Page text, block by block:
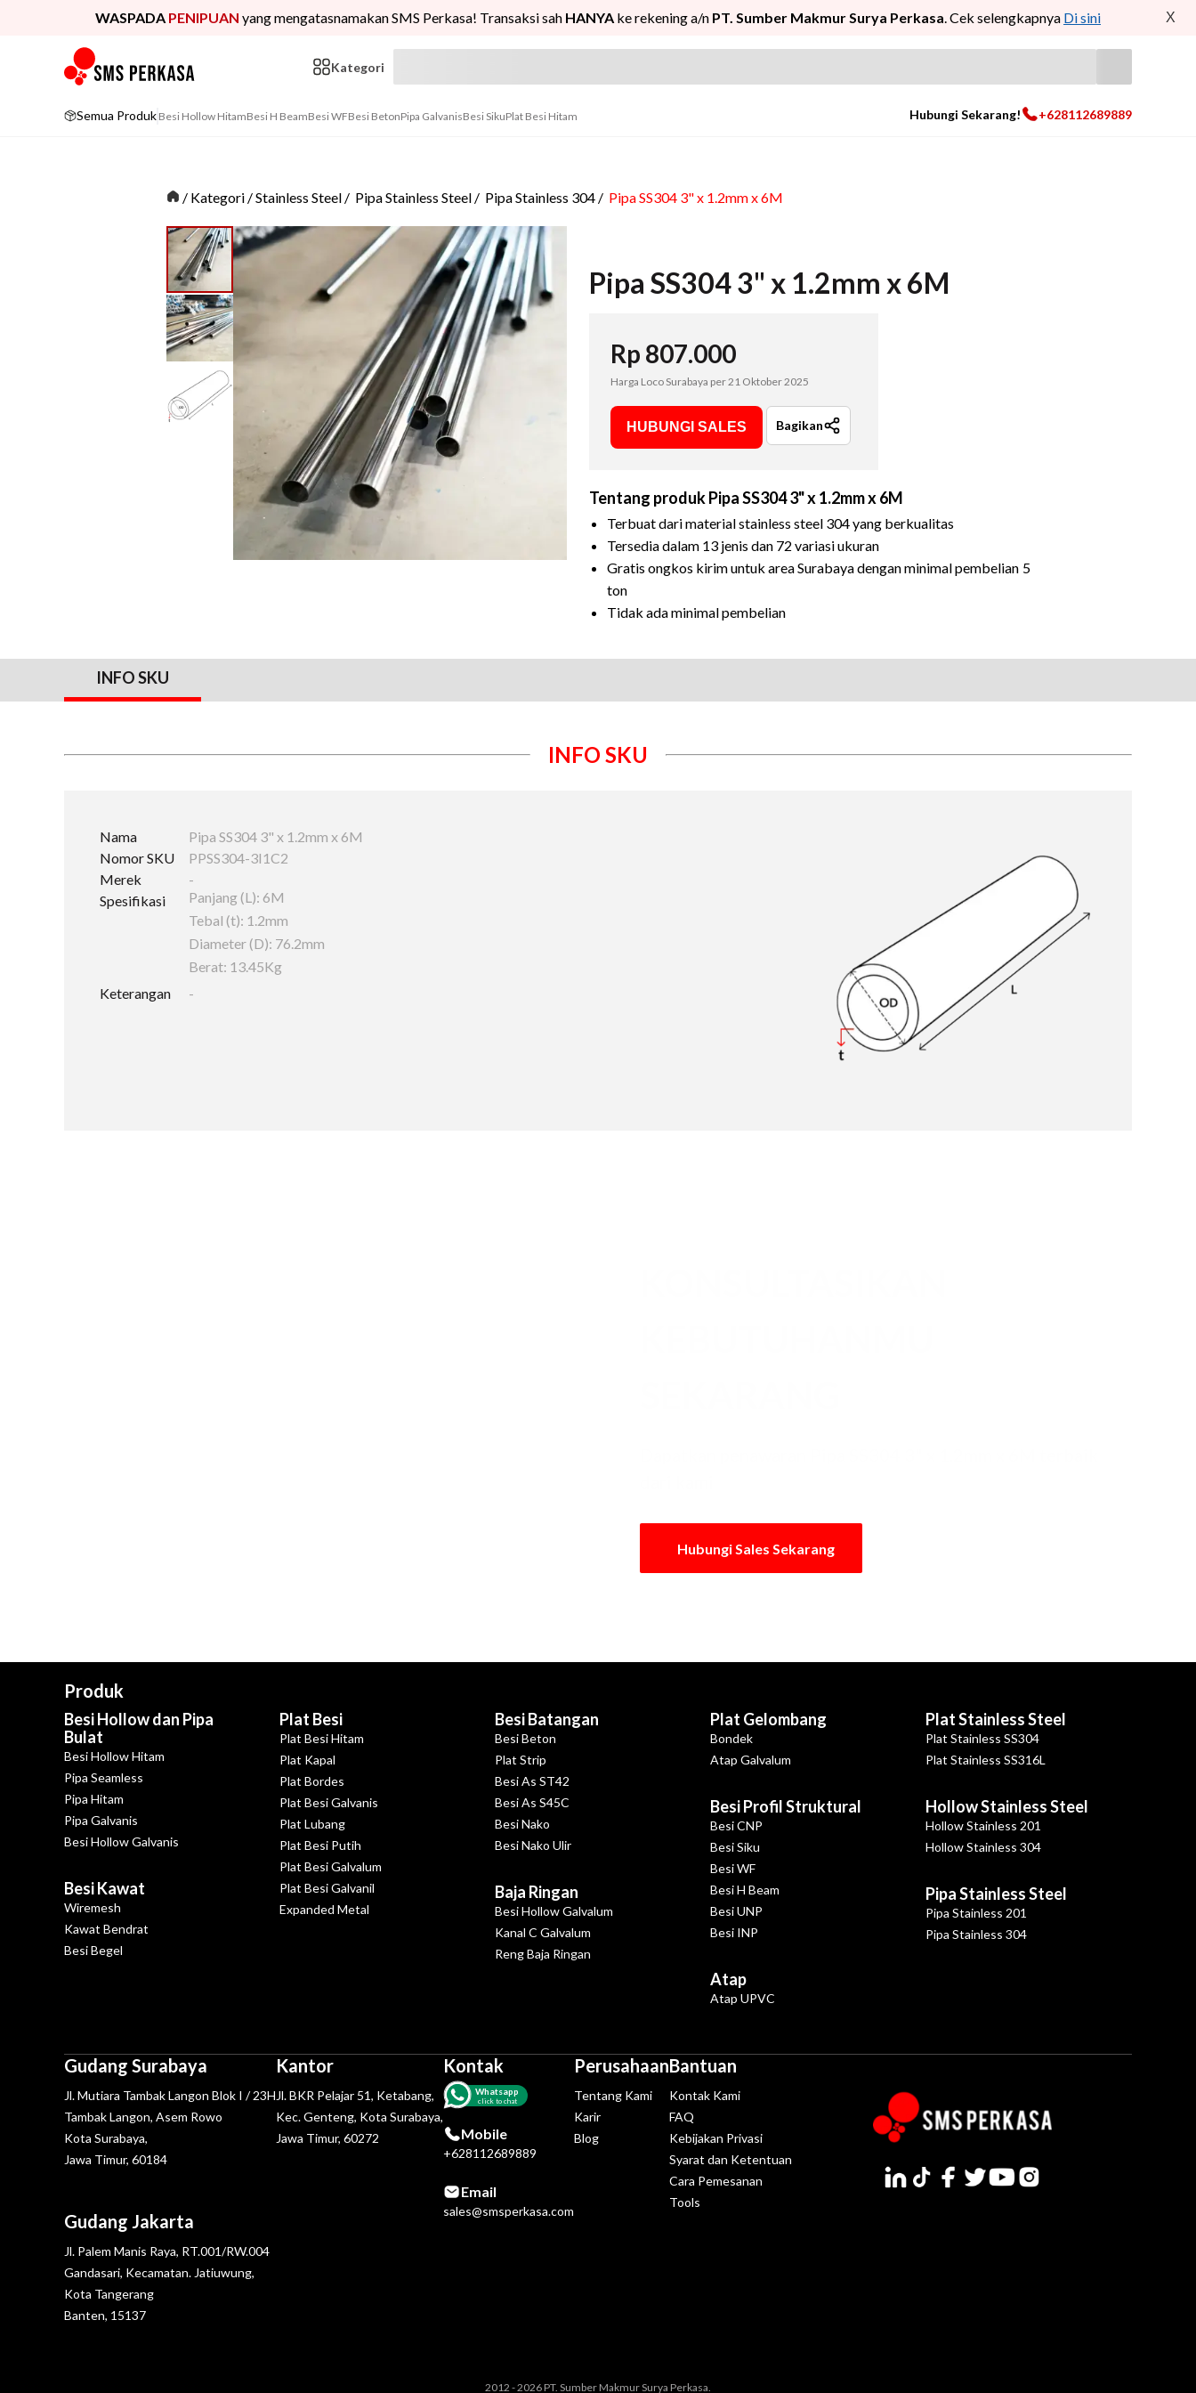
WASPADA PENIPUAN yang mengatasnamakan SMS Perkasa! Transaksi sah HANYA ke rekening a/n PT. Sumber Makmur Surya Perkasa. Cek selengkapnya Di sini X
Kategori
Semua Produk Besi Hollow HitamBesi H BeamBesi WFBesi BetonPipa GalvanisBesi SikuPlat Besi Hitam Hubungi Sekarang! +628112689889
/ Kategori /Stainless Steel/ Pipa Stainless Steel/ Pipa Stainless 304/ Pipa SS304 3" x 1.2mm x 6M
Pipa SS304 3" x 1.2mm x 6M
Rp 807.000
Harga Loco Surabaya per21 Oktober 2025
HUBUNGI SALES Bagikan
Tentang produkPipa SS304 3" x 1.2mm x 6M
Terbuat dari material stainless steel 304 yang berkualitas
Tersedia dalam 13 jenis dan 72 variasi ukuran
Gratis ongkos kirim untuk area Surabaya dengan minimal pembelian 5
ton
Tidak ada minimal pembelian
INFO SKU
INFO SKU
Nama
Pipa SS304 3" x 1.2mm x 6M
Nomor SKU
PPSS304-3I1C2
Merek
-
Spesifikasi
Panjang (L): 6M
Tebal (t): 1.2mm
Diameter (D): 76.2mm
Berat: 13.45Kg
Keterangan
-
Hubungi Sales Sekarang
Produk
Besi Hollow dan Pipa
Bulat
Besi Hollow Hitam
Pipa Seamless
Pipa Hitam
Pipa Galvanis
Besi Hollow Galvanis
Besi Kawat
Wiremesh
Kawat Bendrat
Besi Begel
Plat Besi
Plat Besi Hitam
Plat Kapal
Plat Bordes
Plat Besi Galvanis
Plat Lubang
Plat Besi Putih
Plat Besi Galvalum
Plat Besi Galvanil
Expanded Metal
Besi Batangan
Besi Beton
Plat Strip
Besi As ST42
Besi As S45C
Besi Nako
Besi Nako Ulir
Baja Ringan
Besi Hollow Galvalum
Kanal C Galvalum
Reng Baja Ringan
Plat Gelombang
Bondek
Atap Galvalum
Besi Profil Struktural
Besi CNP
Besi Siku
Besi WF
Besi H Beam
Besi UNP
Besi INP
Atap
Atap UPVC
Plat Stainless Steel
Plat Stainless SS304
Plat Stainless SS316L
Hollow Stainless Steel
Hollow Stainless 201
Hollow Stainless 304
Pipa Stainless Steel
Pipa Stainless 201
Pipa Stainless 304
Gudang Surabaya
Jl. Mutiara Tambak Langon Blok I / 23H
Tambak Langon, Asem Rowo
Kota Surabaya,
Jawa Timur, 60184
Gudang Jakarta
Jl. Palem Manis Raya, RT.001/RW.004
Gandasari, Kecamatan. Jatiuwung,
Kota Tangerang
Banten, 15137
Kantor
Jl. BKR Pelajar 51, Ketabang,
Kec. Genteng, Kota Surabaya,
Jawa Timur, 60272
Kontak
Whatsapp
click to chat
Mobile
+628112689889
Email
sales@smsperkasa.com
Perusahaan
Tentang Kami
Karir
Blog
Bantuan
Kontak Kami
FAQ
Kebijakan Privasi
Syarat dan Ketentuan
Cara Pemesanan
Tools
2012 - 2026 PT. Sumber Makmur Surya Perkasa.